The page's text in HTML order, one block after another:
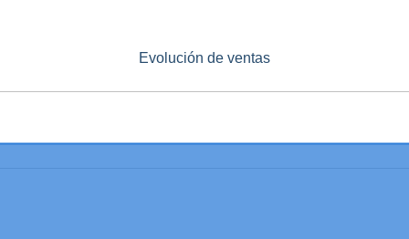
Evolución de ventas